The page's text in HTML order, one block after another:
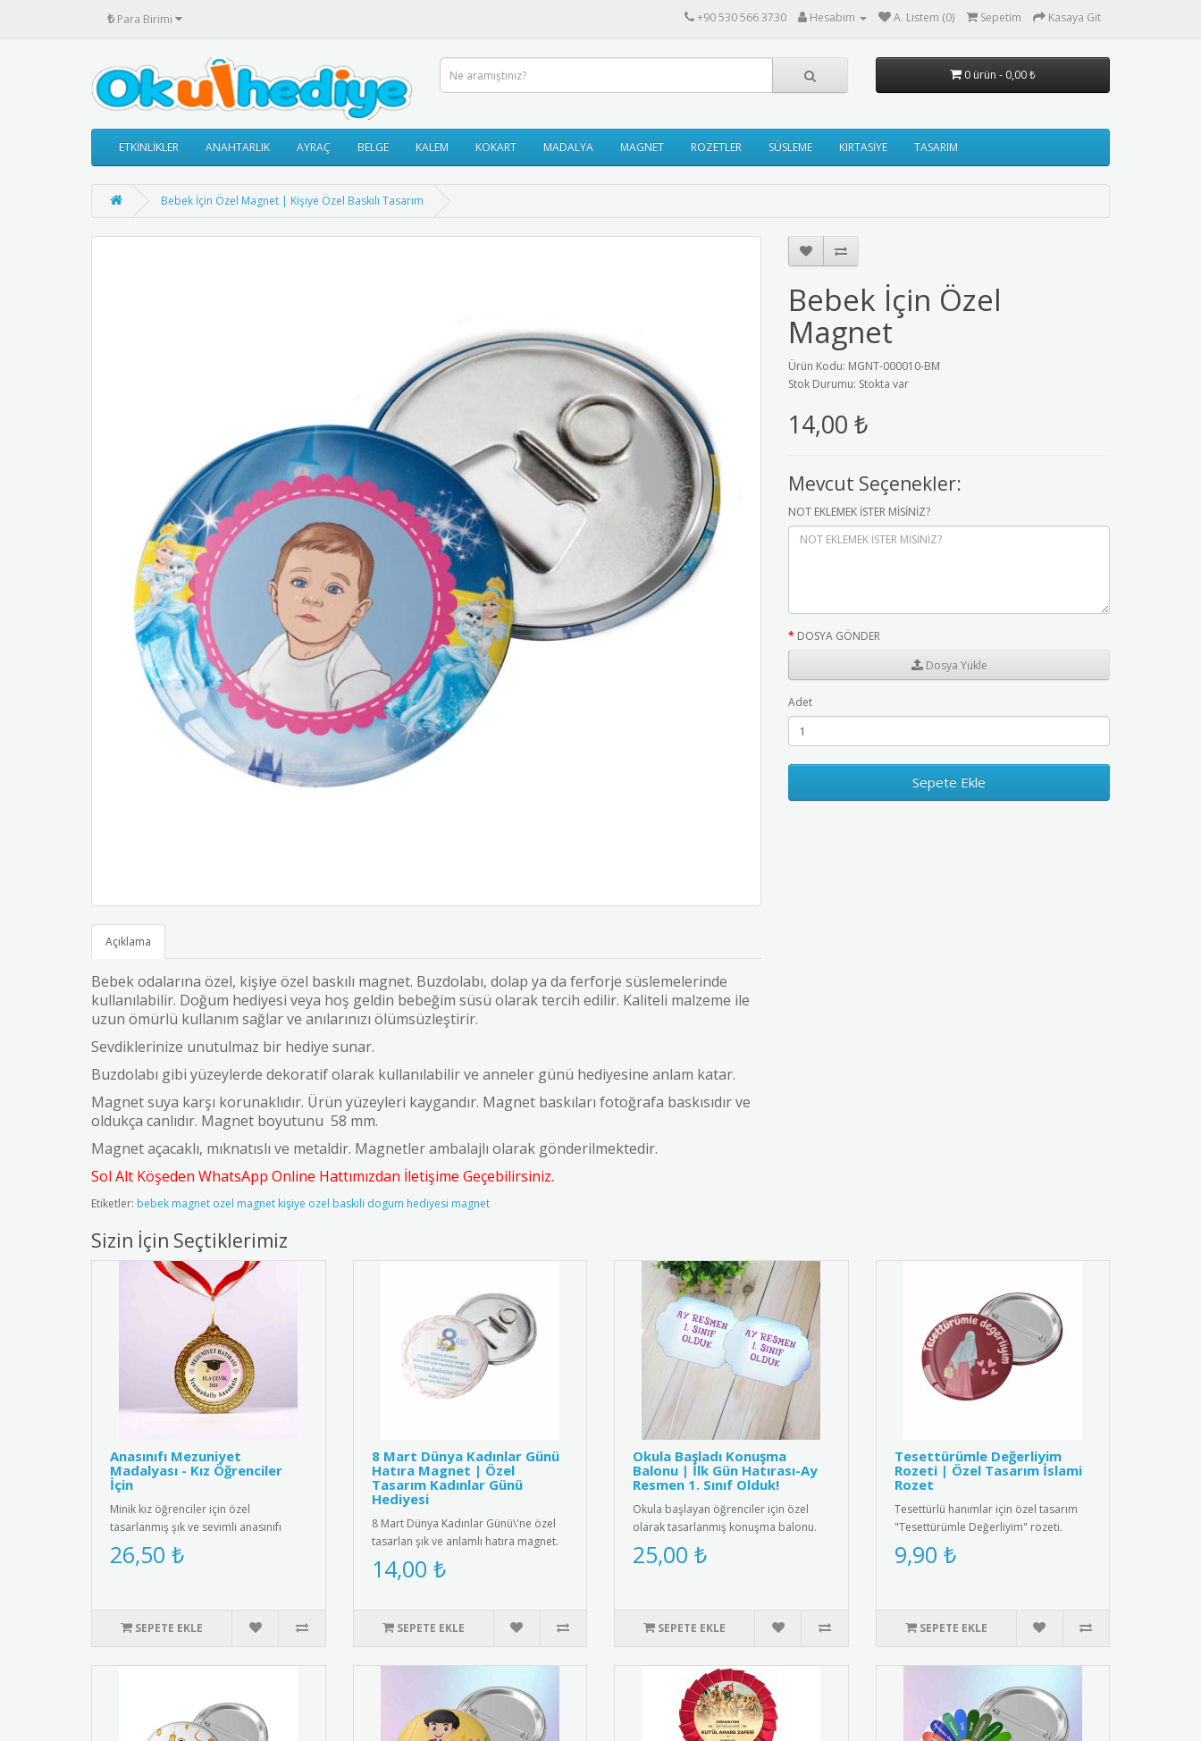
₺ Para Birimi +90 530 566 3730 Hesabım A. Listem (0) Sepetim Kasaya Git
0 ürün - 0,00 ₺
ETKİNLİKLER ANAHTARLIK AYRAÇ BELGE KALEM KOKART MADALYA MAGNET ROZETLER SÜSLEME KIRTASİYE TASARIM
Bebek İçin Özel Magnet | Kişiye Özel Baskılı Tasarım
Açıklama
Bebek odalarına özel, kişiye özel baskılı magnet. Buzdolabı, dolap ya da ferforje süslemelerinde
kullanılabilir. Doğum hediyesi veya hoş geldin bebeğim süsü olarak tercih edilir. Kaliteli malzeme ile
uzun ömürlü kullanım sağlar ve anılarınızı ölümsüzleştirir.
Sevdiklerinize unutulmaz bir hediye sunar.
Buzdolabı gibi yüzeylerde dekoratif olarak kullanılabilir ve anneler günü hediyesine anlam katar.
Magnet suya karşı korunaklıdır. Ürün yüzeyleri kaygandır. Magnet baskıları fotoğrafa baskısıdır ve
oldukça canlıdır. Magnet boyutunu 58 mm.
Magnet açacaklı, mıknatıslı ve metaldir. Magnetler ambalajlı olarak gönderilmektedir.
Sol Alt Köşeden WhatsApp Online Hattımızdan İletişime Geçebilirsiniz.
Bebek İçin Özel
Magnet
Ürün Kodu: MGNT-000010-BM
Stok Durumu: Stokta var
14,00 ₺
Mevcut Seçenekler:
NOT EKLEMEK İSTER MİSİNİZ?
DOSYA GÖNDER
Dosya Yükle
Adet
Sepete Ekle
Etiketler: bebek magnet ozel magnet kişiye ozel baskili dogum hediyesi magnet
Sizin İçin Seçtiklerimiz
Anasınıfı Mezuniyet
Madalyası - Kız Öğrenciler
İçin
Minik kız öğrenciler için özel
tasarlanmış şık ve sevimli anasınıfı
mezuniyet madalyası. Kaliteli me..
26,50 ₺
SEPETE EKLE
8 Mart Dünya Kadınlar Günü
Hatıra Magnet | Özel
Tasarım Kadınlar Günü
Hediyesi
8 Mart Dünya Kadınlar Günü\'ne özel
tasarlan şık ve anlamlı hatıra magnet.
yüksek kalite manyetik ma..
14,00 ₺
SEPETE EKLE
Okula Başladı Konuşma
Balonu | İlk Gün Hatırası-Ay
Resmen 1. Sınıf Olduk!
Okula başlayan öğrenciler için özel
olarak tasarlanmış konuşma balonu.
Anaokulu, ilkokul 1. sınıf ve..
25,00 ₺
SEPETE EKLE
Tesettürümle Değerliyim
Rozeti | Özel Tasarım İslami
Rozet
Tesettürlü hanımlar için özel tasarım
"Tesettürümle Değerliyim" rozeti.
Yüksek kaliteli metal malzem..
9,90 ₺
SEPETE EKLE